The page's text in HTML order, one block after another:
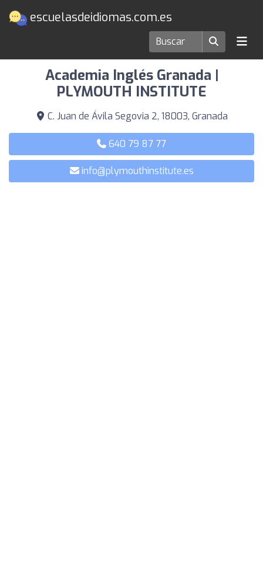
escuelasdeidiomas.com.es
Escuelas de idiomas en Granada
Academia Inglés Granada |
PLYMOUTH INSTITUTE
C. Juan de Ávila Segovia 2, 18003, Granada
640 79 87 77
info@plymouthinstitute.es